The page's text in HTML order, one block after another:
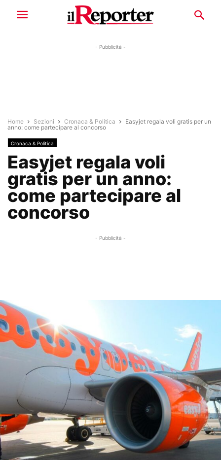
- Pubblicità -
Home Sezioni Cronaca & Politica
Easyjet regala voli gratis per un
anno: come partecipare al concorso
Cronaca & Politica
Easyjet regala voli
gratis per un anno:
come partecipare al
concorso
- Pubblicità -